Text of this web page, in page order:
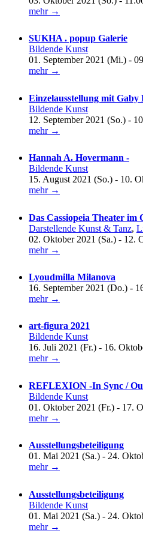
mehr →
SUKHA . popup Galerie
Bildende Kunst
01. September 2021 (Mi.) -
mehr →
Einzelausstellung mit Gaby
Bildende Kunst
12. September 2021 (So.) -
mehr →
Hannah A. Hovermann -
Bildende Kunst
15. August 2021 (So.) - 10.
mehr →
Das Cassiopeia Theater im
Darstellende Kunst & Tanz,
02. Oktober 2021 (Sa.) - 12.
mehr →
Lyoudmilla Milanova
16. September 2021 (Do.) -
mehr →
art-figura 2021
Bildende Kunst
16. Juli 2021 (Fr.) - 16.
mehr →
REFLEXION -In Sync /
Bildende Kunst
01. Oktober 2021 (Fr.) - 17.
mehr →
Ausstellungsbeteiligung
01. Mai 2021 (Sa.) - 24.
mehr →
Ausstellungsbeteiligung
Bildende Kunst
01. Mai 2021 (Sa.) - 24.
mehr →